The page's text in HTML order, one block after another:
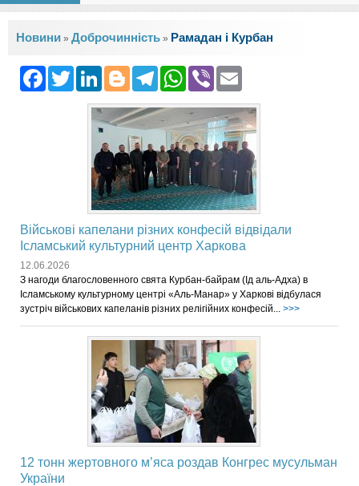
Ви є тут
Новини » Доброчинність » Рамадан і Курбан
Facebook
Twitter
LinkedIn
Blogger
Telegram
WhatsApp
Viber
Військові капелани різних конфесій відвідали
Ісламський культурний центр Харкова
12.06.2026
З нагоди благословенного свята Курбан-байрам (Ід аль-Адха) в
Ісламському культурному центрі «Аль-Манар» у Харкові відбулася
зустріч військових капеланів різних релігійних конфесій... >>>
12 тонн жертовного м’яса роздав Конгрес мусульман
України